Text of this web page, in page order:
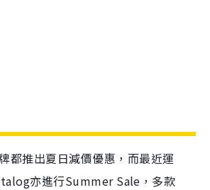
都推出夏日減價優惠，而最近運
亦進行Summer Sale，多款